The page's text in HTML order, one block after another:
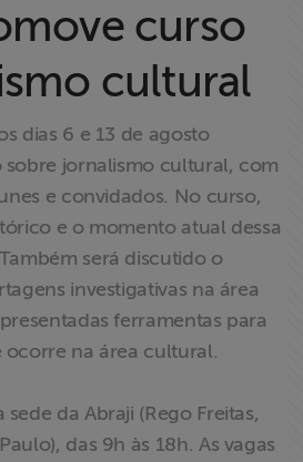
curso
cultural
dias 6 e 13 de agosto
sobre jornalismo cultural, com
e convidados. No curso,
e o momento atual dessa
será discutido o
investigativas na área
ferramentas para
na área cultural.
da Abraji (Rego Freitas,
das 9h às 18h. As vagas